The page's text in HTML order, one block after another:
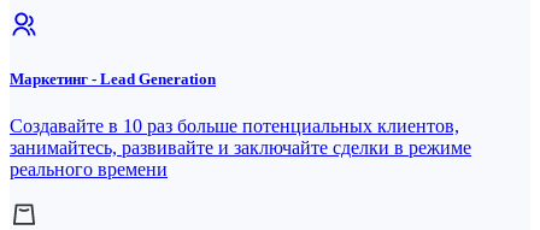
Маркетинг - Lead Generation
Создавайте в 10 раз больше потенциальных клиентов,
занимайтесь, развивайте и заключайте сделки в режиме
реального времени